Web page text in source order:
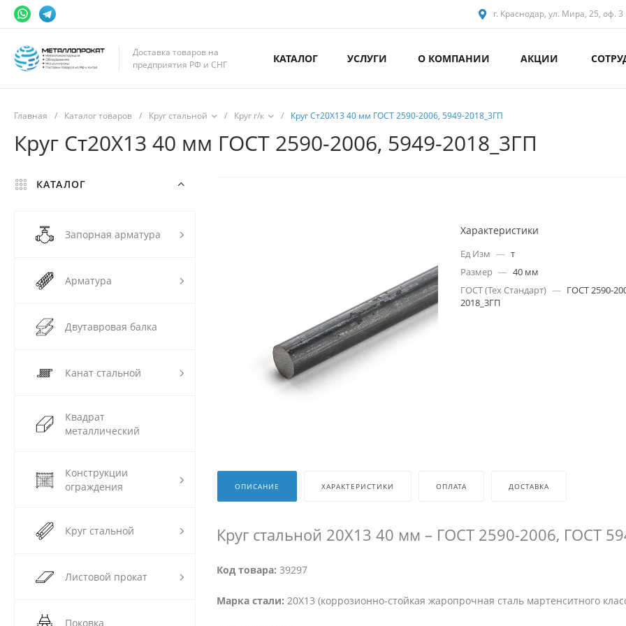
г. Краснодар, ул. Мира, 25, оф. 3
Доставка товаров на
предприятия РФ и СНГ
КАТАЛОГ УСЛУГИ О КОМПАНИИ АКЦИИ
Главная / Каталог товаров / Круг стальной / Круг г/к / Круг Ст20Х13 40 мм ГОСТ 2590-2006, 5949-2018_3ГП
Круг Ст20Х13 40 мм ГОСТ 2590-2006, 5949-2018_3ГП
КАТАЛОГ
Запорная арматура
Арматура
Двутавровая балка
Канат стальной
Квадрат
металлический
Конструкции
ограждения
Круг стальной
Листовой прокат
Поковка
Характеристики
Ед Изм — т
Размер — 40 мм
ГОСТ (Тех Стандарт) — ГОСТ 2590-
2018_3ГП
ОПИСАНИЕ ХАРАКТЕРИСТИКИ ОПЛАТА ДОСТАВКА
Круг стальной 20Х13 40 мм – ГОСТ 2590-2006, ГОСТ
Код товара: 39297
Марка стали: 20Х13 (коррозионно-стойкая жаропрочная сталь мартенситного